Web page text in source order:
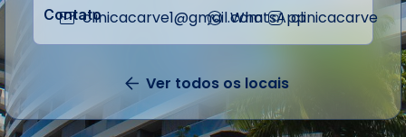
Contatoclinicacarve1@gmail.comWhatsAppclinicacarve
Ver todos os locais